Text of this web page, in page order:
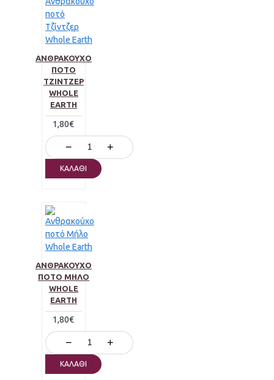
ΑΝΘΡΑΚΟΎΧΟ
ΠΟΤΌ
ΤΖΊΝΤΖΕΡ
WHOLE
EARTH
1,80€
− +
ΚΑΛΆΘΙ
ΑΝΘΡΑΚΟΎΧΟ
ΠΟΤΌ ΜΉΛΟ
WHOLE
EARTH
1,80€
− +
ΚΑΛΆΘΙ